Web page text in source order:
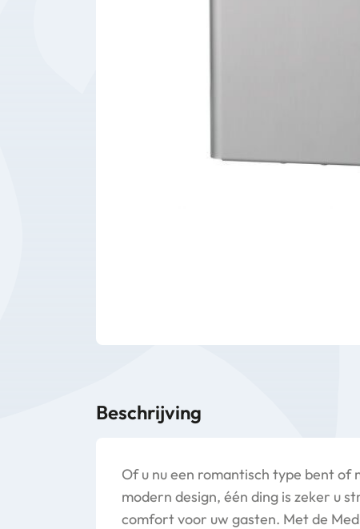
Beschrijving
Of u nu een romantisch type bent of
modern design, één ding is zeker u
comfort voor uw gasten. Met de